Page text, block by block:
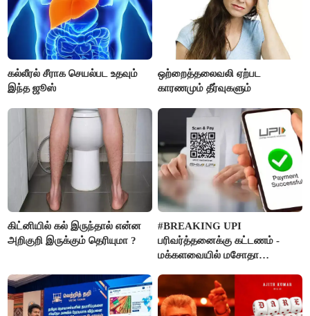
கல்லீரல் சீராக செயல்பட உதவும்
இந்த ஜூஸ்
ஒற்றைத்தலைவலி ஏற்பட
காரணமும் தீர்வுகளும்
கிட்னியில் கல் இருந்தால் என்ன
அறிகுறி இருக்கும் தெரியுமா ?
#BREAKING UPI
பரிவர்த்தனைக்கு கட்டணம் -
மக்களவையில் மசோதா